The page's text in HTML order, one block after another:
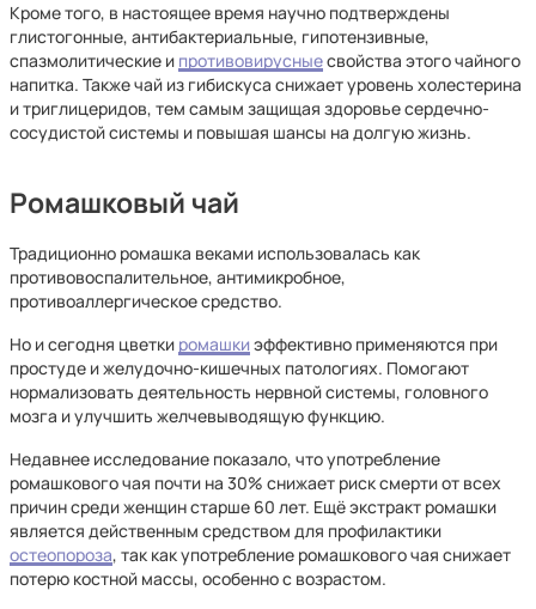
Кроме того, в настоящее время научно подтверждены
глистогонные, антибактериальные, гипотензивные,
спазмолитические и противовирусныесвойства этого чайного
напитка. Также чай из гибискуса снижает уровень холестерина
и триглицеридов, тем самым защищая здоровье сердечно-
сосудистой системы и повышая шансы на долгую жизнь.
Ромашковый чай
Традиционно ромашка веками использовалась как
противовоспалительное, антимикробное,
противоаллергическое средство.
Но и сегодня цветки ромашки эффективно применяются при
простуде и желудочно-кишечных патологиях. Помогают
нормализовать деятельность нервной системы, головного
мозга и улучшить желчевыводящую функцию.
Недавнее исследование показало, что употребление
ромашкового чая почти на 30% снижает риск смерти от всех
причин среди женщин старше 60 лет. Ещё экстракт ромашки
является действенным средством для профилактики
остеопороза, так как употребление ромашкового чая снижает
потерю костной массы, особенно с возрастом.